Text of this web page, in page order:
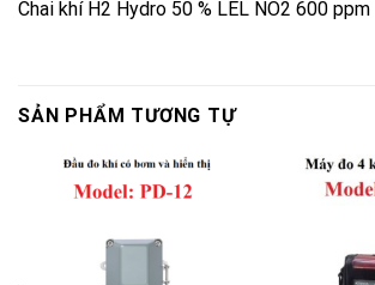
Chai khí H2 Hydro 50 % LEL NO2 600 ppm
SẢN PHẨM TƯƠNG TỰ